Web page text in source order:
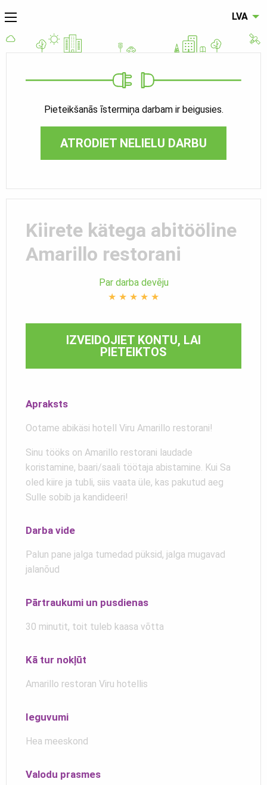
LVA
Pieteikšanās īstermiņa darbam ir beigusies.
ATRODIET NELIELU DARBU
Kiirete kätega abitööline
Amarillo restorani
Par darba devēju
★ ★ ★ ★ ★
IZVEIDOJIET KONTU, LAI
PIETEIKTOS
Apraksts
Ootame abikäsi hotell Viru Amarillo restorani!
Sinu tööks on Amarillo restorani laudade
koristamine, baari/saali töötaja abistamine. Kui Sa
oled kiire ja tubli, siis vaata üle, kas pakutud aeg
Sulle sobib ja kandideeri!
Darba vide
Palun pane jalga tumedad püksid, jalga mugavad
jalanõud
Pārtraukumi un pusdienas
30 minutit, toit tuleb kaasa võtta
Kā tur nokļūt
Amarillo restoran Viru hotellis
Ieguvumi
Hea meeskond
Valodu prasmes